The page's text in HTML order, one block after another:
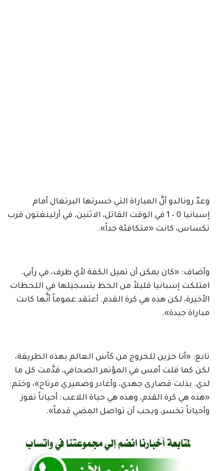
وعدّ رونالدو أنَّ المباراة التي خسرتها البرتغال أمام
إسبانيا 0 – 1 في الوقت القاتل، الاثنين، في أرلينغتون قرب
تكساس، كانت «متكافئة جداً».
وأضاف: «كان يمكن أن تميل الكفة لأي طرف، في رأيي.
امتلكت إسبانيا قليلاً من الحظ بتسجيلها في اللحظات
الأخيرة، لكن هذه هي كرة القدم. أعتقد عموماً أنَّها كانت
مباراة جيدة».
تابع: «أنا حزين للخروج من كأس العالم بهذه الطريقة،
لكن كما قلت أمس في المؤتمر الصحافي، قدَّمت كل ما
لدي. بذلت قصارى جهدي، وأغادر وضميري مرتاح»، وختم:
«هذه هي كرة القدم، وهذه هي حياة اللاعب: أحياناً تفوز
وأحياناً تخسر، ويجب أن تواصل المضي قدماً».